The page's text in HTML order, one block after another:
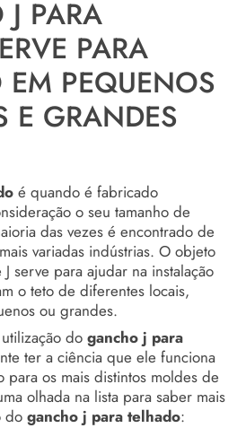
PARA
PARA
PEQUENOS
E GRANDES
é quando é fabricado
o seu tamanho de
das vezes é encontrado de
variadas indústrias. O objeto
serve para ajudar na instalação
o teto de diferentes locais,
ou grandes.
do gancho j para
ter a ciência que ele funciona
para os mais distintos moldes de
olhada na lista para saber mais
do gancho j para telhado: